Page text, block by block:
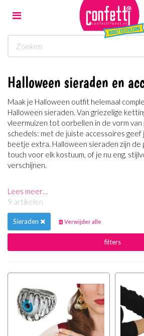
Toggle
Winkelwagen
Uw winkelwagen
Vul hem met
Halloween sieraden en
Maak je Halloween outfit helemaal
Halloween sieraden. Van griezelige
vleermuizen tot oorbellen in de vorm van
schedels: met de juiste accessoires
beetje extra. Halloween sieraden zijn de
touch voor elk kostuum, of je nu eng,
verschijnen.
Lees meer…
9 artikelen
Sieraden Verwijder alle
filters